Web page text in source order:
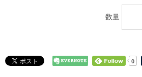
数量
0